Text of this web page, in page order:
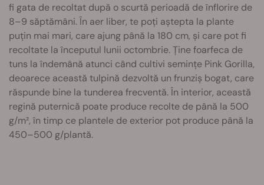
fi gata de recoltat după o scurtă perioadă de înflorire de
8–9 săptămâni. În aer liber, te poți aștepta la plante
puțin mai mari, care ajung până la 180 cm, și care pot fi
recoltate la începutul lunii octombrie. Ține foarfeca de
tuns la îndemână atunci când cultivi semințe Pink Gorilla,
deoarece această tulpină dezvoltă un frunziș bogat, care
răspunde bine la tunderea frecventă. În interior, această
regină puternică poate produce recolte de până la 500
g/m², în timp ce plantele de exterior pot produce până la
450–500 g/plantă.